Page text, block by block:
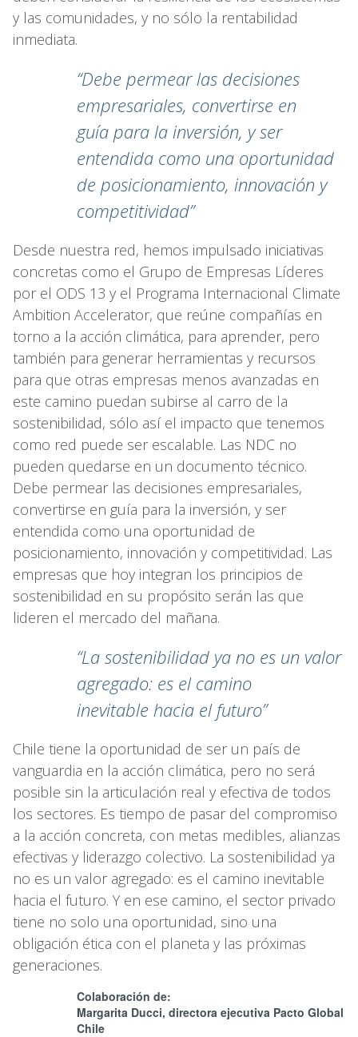
y las comunidades, y no sólo la rentabilidad
inmediata.
“Debe permear las decisiones
empresariales, convertirse en
guía para la inversión, y ser
entendida como una oportunidad
de posicionamiento, innovación y
competitividad”
Desde nuestra red, hemos impulsado iniciativas
concretas como el Grupo de Empresas Líderes
por el ODS 13 y el Programa Internacional Climate
Ambition Accelerator, que reúne compañías en
torno a la acción climática, para aprender, pero
también para generar herramientas y recursos
para que otras empresas menos avanzadas en
este camino puedan subirse al carro de la
sostenibilidad, sólo así el impacto que tenemos
como red puede ser escalable. Las NDC no
pueden quedarse en un documento técnico.
Debe permear las decisiones empresariales,
convertirse en guía para la inversión, y ser
entendida como una oportunidad de
posicionamiento, innovación y competitividad. Las
empresas que hoy integran los principios de
sostenibilidad en su propósito serán las que
lideren el mercado del mañana.
“La sostenibilidad ya no es un valor
agregado: es el camino
inevitable hacia el futuro”
Chile tiene la oportunidad de ser un país de
vanguardia en la acción climática, pero no será
posible sin la articulación real y efectiva de todos
los sectores. Es tiempo de pasar del compromiso
a la acción concreta, con metas medibles, alianzas
efectivas y liderazgo colectivo. La sostenibilidad ya
no es un valor agregado: es el camino inevitable
hacia el futuro. Y en ese camino, el sector privado
tiene no solo una oportunidad, sino una
obligación ética con el planeta y las próximas
generaciones.
Colaboración de:
Margarita Ducci, directora ejecutiva Pacto Global
Chile